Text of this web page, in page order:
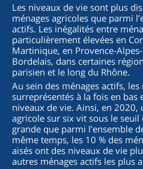
Les niveaux de vie sont plus
ménages agricoles que parmi
actifs. Les inégalités entre
particulièrement élevées en
Martinique, en Provence-
Bordelais, dans certaines
parisien et le long du Rhône.
Au sein des ménages actifs,
surreprésentés à la fois en bas
niveaux de vie. Ainsi, en 2020,
agricole sur six vit sous le
grande que parmi l’ensemble
même temps, les 10 % des
aisés ont des niveaux de vie
autres ménages actifs les plus